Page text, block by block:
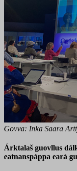
Govva: Inka Saara
Árktalaš guovllus
eatnanspáppa eará